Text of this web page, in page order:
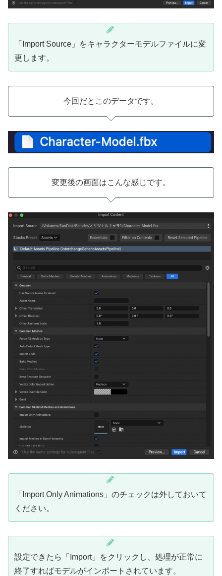
「Import Source」をキャラクターモデルファイルに変
更します。
今回だとこのデータです。
変更後の画面はこんな感じです。
「Import Only Animations」のチェックは外しておいて
ください。
設定できたら「Import」をクリックし、処理が正常に
終了すればモデルがインポートされています。